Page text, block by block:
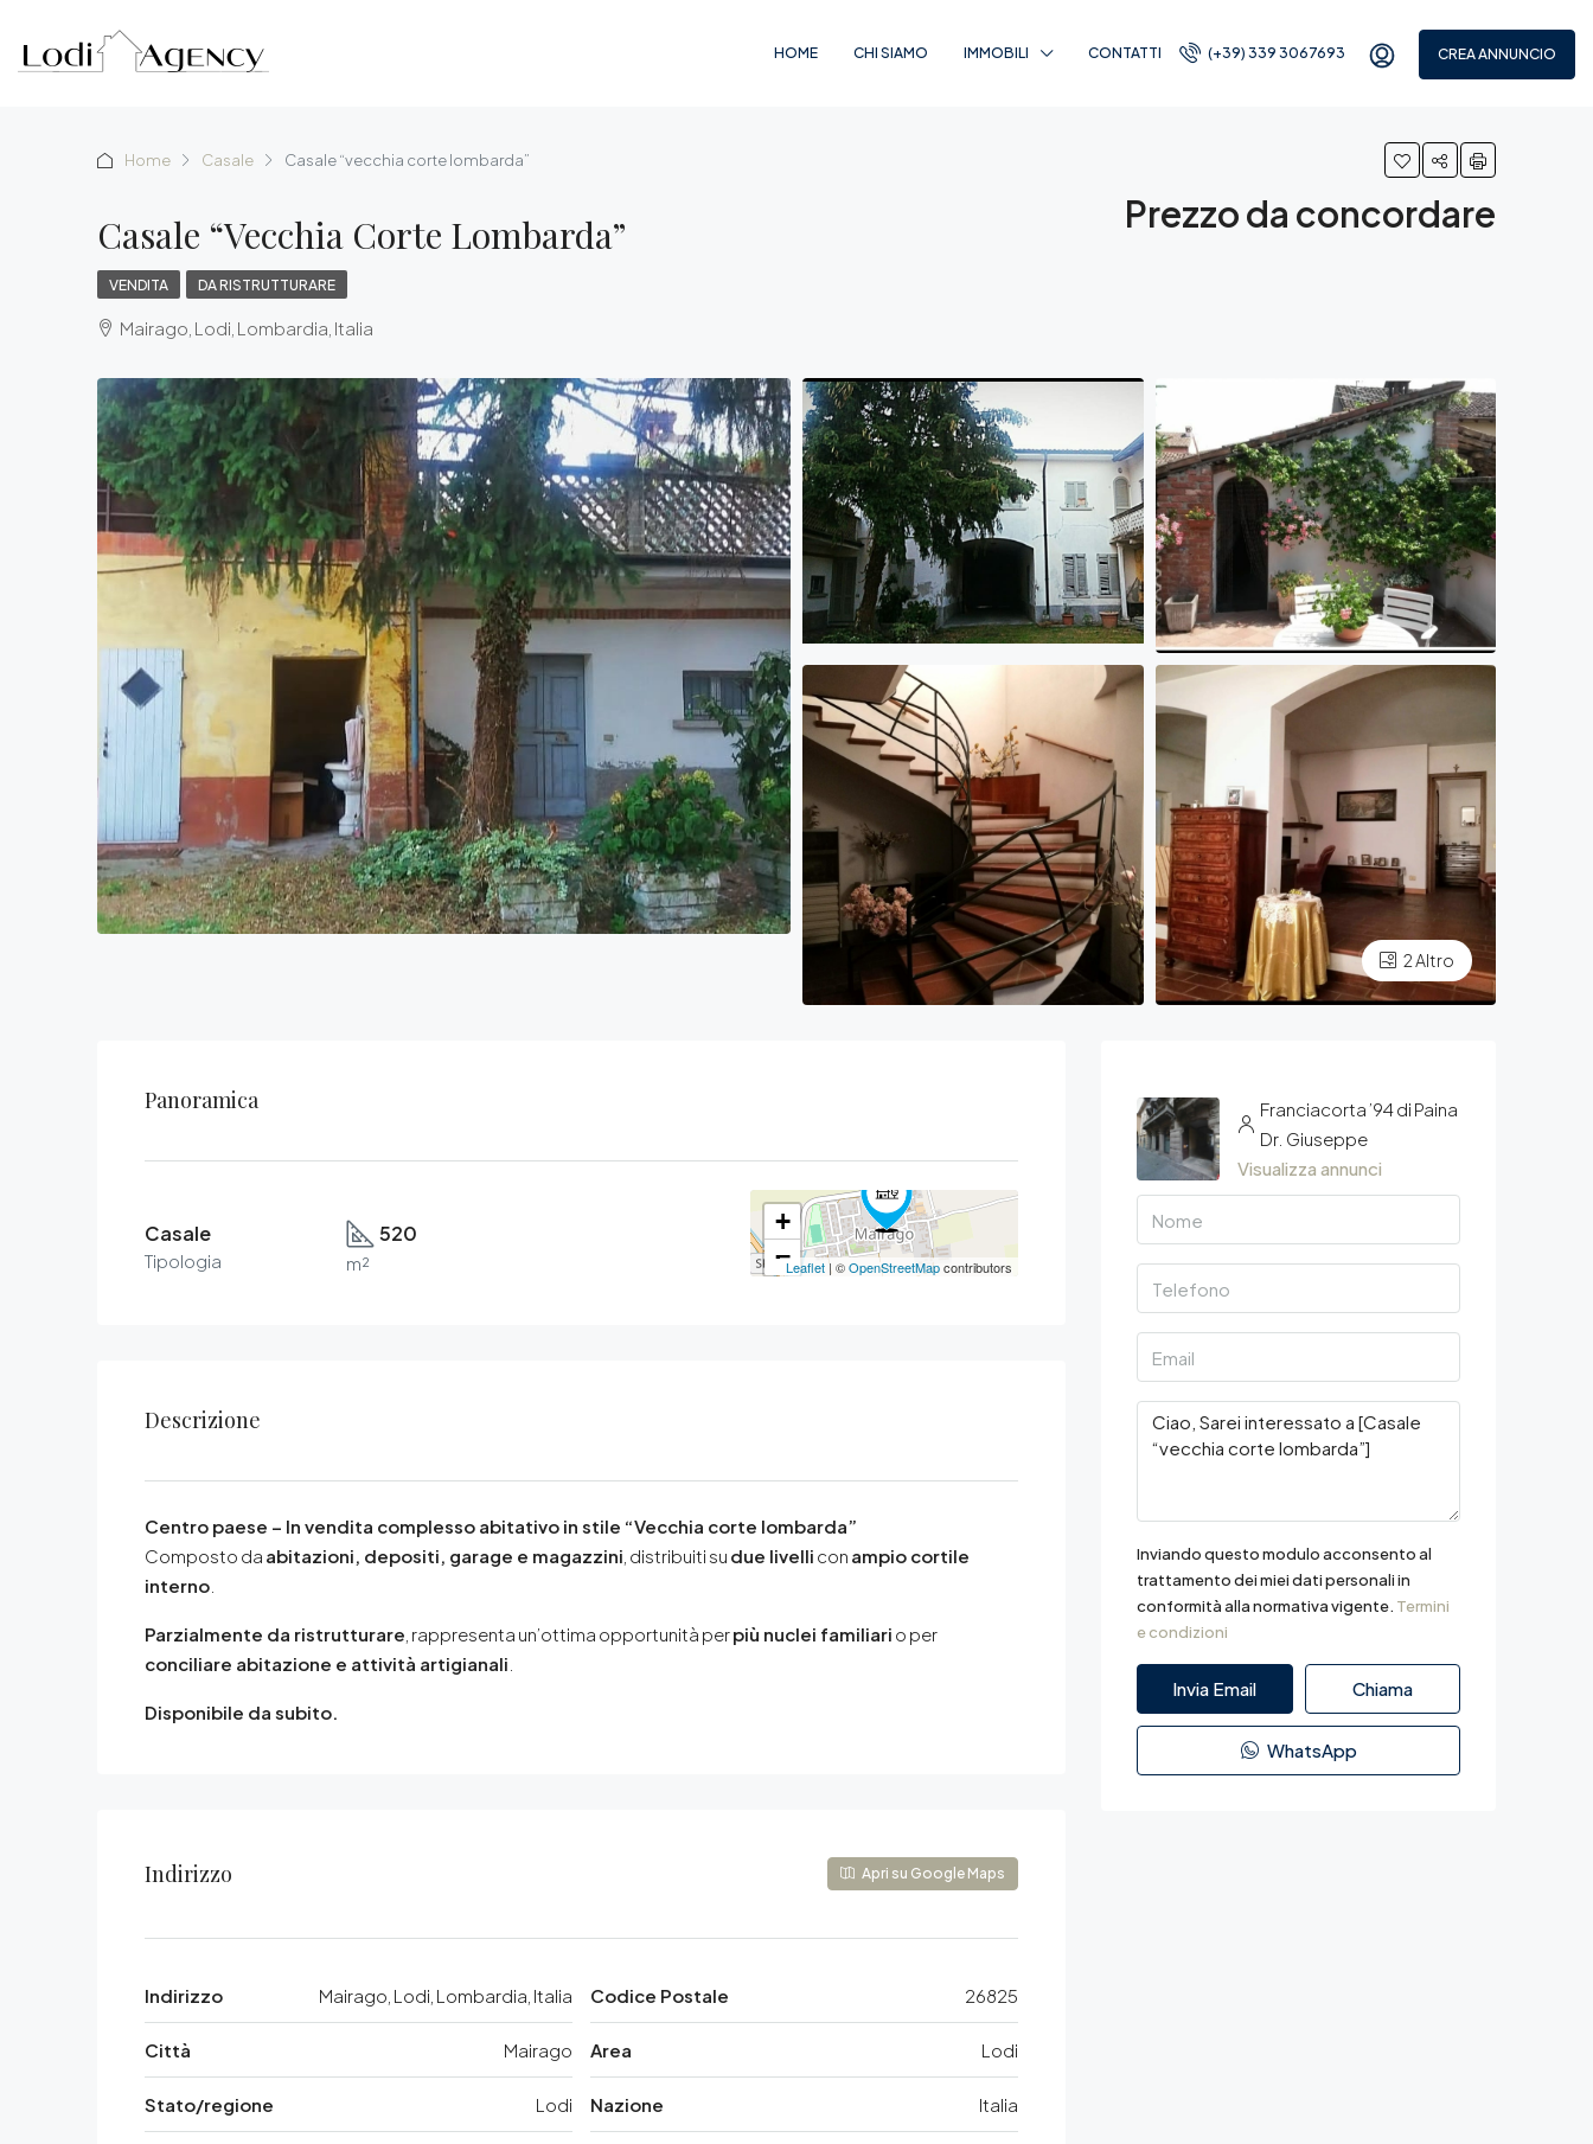
HOME CHI SIAMO IMMOBILI CONTATTI (+39) 339 3067693 CREA ANNUNCIO
Home Casale Casale “vecchia corte lombarda”
Casale “vecchia Corte Lombarda” Prezzo da concordare
VENDITA DA RISTRUTTURARE
Mairago, Lodi, Lombardia, Italia
2 Altro
Panoramica
Casale
Tipologia
520
m²
+
−Leaflet| ©OpenStreetMapcontributors
Descrizione
Centro paese – In vendita complesso abitativo in stile “Vecchia corte lombarda”
Composto da abitazioni, depositi, garage e magazzini , distribuiti su due livelli con ampio cortile
interno
Parzialmente da ristrutturare , rappresenta un’ottima opportunità perpiù nuclei familiari o per
conciliare abitazione e attività artigianali
Disponibile da subito.
Indirizzo Apri su Google Maps
Indirizzo Mairago, Lodi, Lombardia, Italia
Città Mairago
Stato/regione Lodi
Codice Postale 26825
Area Lodi
Nazione Italia
Franciacorta ’94 di Paina
Dr. Giuseppe
Visualizza annunci
Inviando questo modulo acconsento al
trattamento dei miei dati personali in
conformità alla normativa vigente. Termini
e condizioni
Invia Email Chiama
WhatsApp